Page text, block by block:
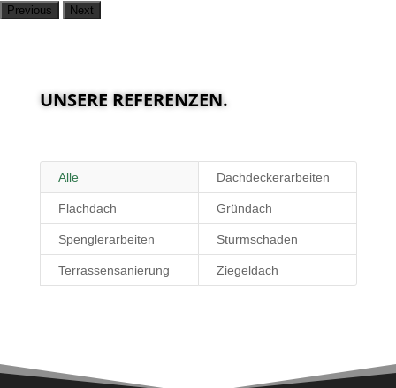
Previous Next
UNSERE REFERENZEN.
Alle Dachdeckerarbeiten
Flachdach Gründach
Spenglerarbeiten Sturmschaden
Terrassensanierung Ziegeldach